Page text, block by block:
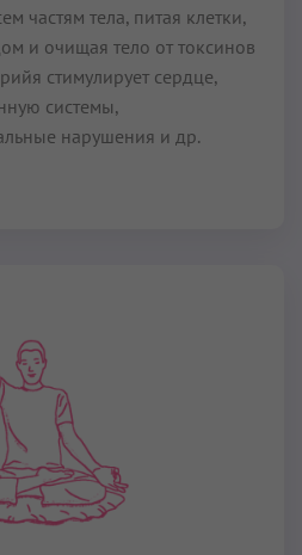
частям тела, питая клетки,
и очищая тело от токсинов
стимулирует сердце,
системы,
нарушения и др.